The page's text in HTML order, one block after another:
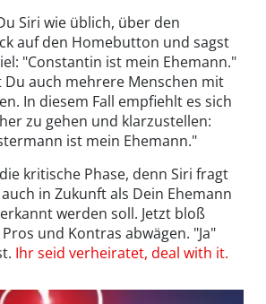
Siri wie üblich, über den
auf den Homebutton und sagst
"Constantin ist mein Ehemann."
Du auch mehrere Menschen mit
In diesem Fall empfiehlt es sich
zu gehen und klarzustellen:
ist mein Ehemann."
kritische Phase, denn Siri fragt
auch in Zukunft als Dein Ehemann
werden soll. Jetzt bloß
und Kontras abwägen. "Ja"
Ihr seid verheiratet, deal with it.